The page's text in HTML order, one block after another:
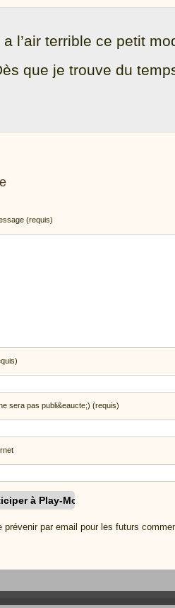
a l’air terrible ce petit
que je trouve du
(requis)
sera pas publi&eaucte;) (requis)
prévenir par email pour les futurs